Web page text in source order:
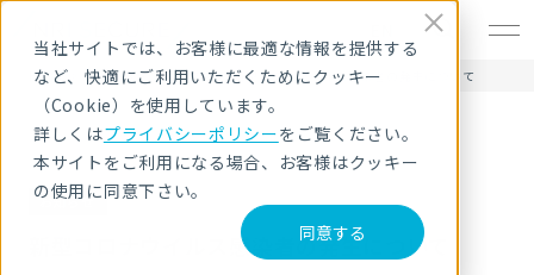
当社サイトでは、お客様に最適な情報を提供する
など、快適にご利用いただくためにクッキー
（Cookie）を使用しています。
詳しくはプライバシーポリシーをご覧ください。
本サイトをご利用になる場合、お客様はクッキー
の使用に同意下さい。
同意する
HOME ニュース・トピックス 新型コロナウイルス感染者の発生について
お知らせ
新型コロナウイルス感染者の発生について